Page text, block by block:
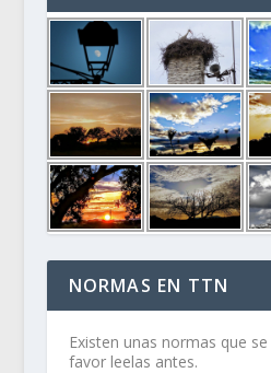
NORMAS EN TTN
Existen unas normas que
favor leelas antes.